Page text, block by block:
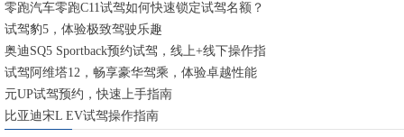
零跑汽车零跑C11试驾如何快速锁定试驾名额？
试驾豹5，体验极致驾驶乐趣
奥迪SQ5 Sportback预约试驾，线上+线下操作指南
试驾阿维塔12，畅享豪华驾乘，体验卓越性能
元UP试驾预约，快速上手指南
比亚迪宋L EV试驾操作指南